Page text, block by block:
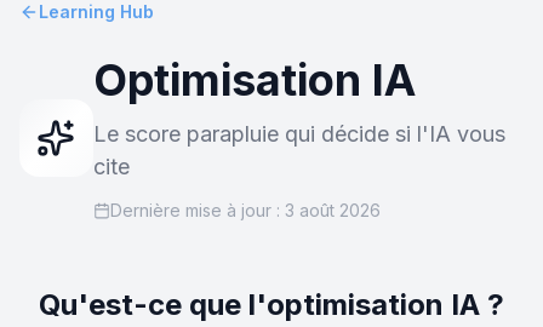
Learning Hub
Optimisation IA
Le score parapluie qui décide si l'IA vous
cite
Dernière mise à jour : 3 août 2026
Qu'est-ce que l'optimisation IA ?